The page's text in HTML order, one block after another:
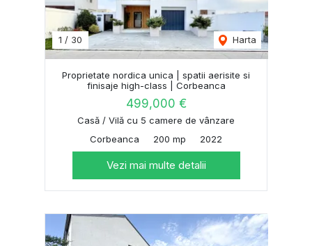
1 / 30 Harta
Proprietate nordica unica | spatii aerisite si
finisaje high-class | Corbeanca
499,000 €
Casă / Vilă cu 5 camere de vânzare
Corbeanca
200 mp 2022
Vezi mai multe detalii